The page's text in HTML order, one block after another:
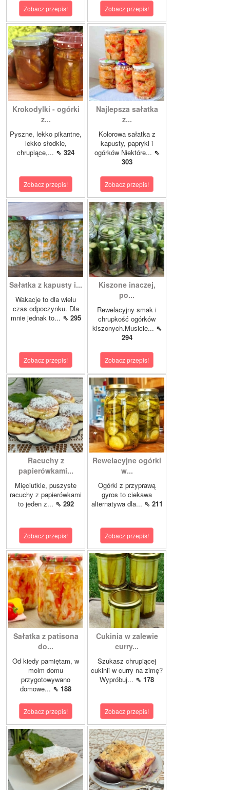
Zobacz przepis! Zobacz przepis!
Krokodylki - ogórki
z...
Pyszne, lekko pikantne,
lekko słodkie,
chrupiące,... ⇖ 324
Zobacz przepis!
Najlepsza sałatka
z...
Kolorowa sałatka z
kapusty, papryki i
ogórków Niektóre... ⇖
303
Zobacz przepis!
Sałatka z kapusty i...
Wakacje to dla wielu
czas odpoczynku. Dla
mnie jednak to... ⇖ 295
Zobacz przepis!
Kiszone inaczej,
po...
Rewelacyjny smak i
chrupkość ogórków
kiszonych.Musicie... ⇖
294
Zobacz przepis!
Racuchy z
papierówkami...
Mięciutkie, puszyste
racuchy z papierówkami
to jeden z... ⇖ 292
Zobacz przepis!
Rewelacyjne ogórki
w...
Ogórki z przyprawą
gyros to ciekawa
alternatywa dla... ⇖ 211
Zobacz przepis!
Sałatka z patisona
do...
Od kiedy pamiętam, w
moim domu
przygotowywano
domowe... ⇖ 188
Zobacz przepis!
Cukinia w zalewie
curry...
Szukasz chrupiącej
cukinii w curry na zimę?
Wypróbuj... ⇖ 178
Zobacz przepis!